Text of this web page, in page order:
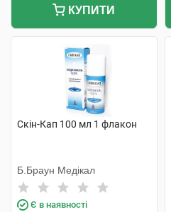
КУПИТИ
Скін-Кап 100 мл 1 флакон
Б.Браун Медікал
Є в наявності